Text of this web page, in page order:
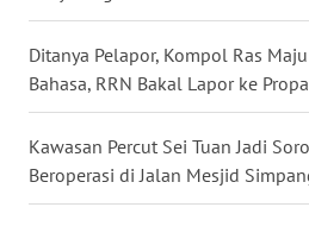
Ditanya Pelapor, Kompol Ras
Bahasa, RRN Bakal Lapor ke
Kawasan Percut Sei Tuan Jadi
Beroperasi di Jalan Mesjid
TEBING
WN
PAKPAK
WN
KARAWANG